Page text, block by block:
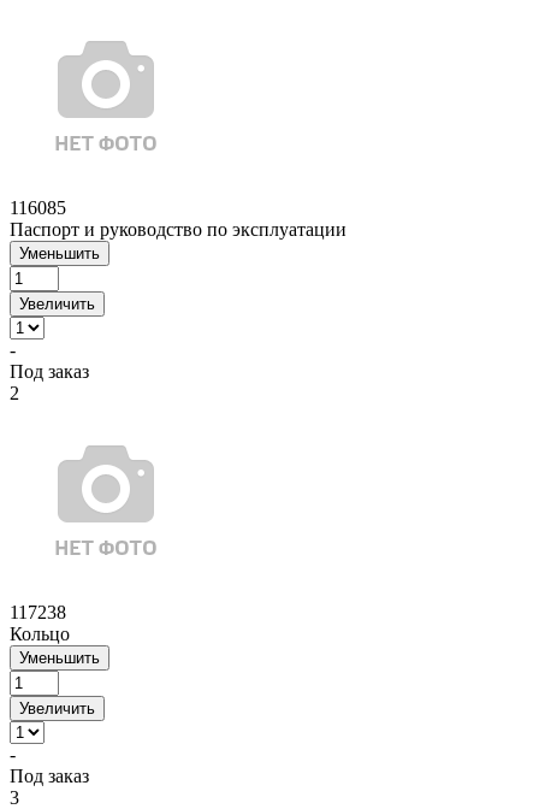
116085
Паспорт и руководство по эксплуатации
Уменьшить
Увеличить
-
Под заказ
2
117238
Кольцо
Уменьшить
Увеличить
-
Под заказ
3